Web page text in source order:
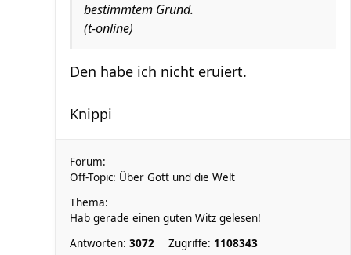
bestimmtem Grund.
(t-online)
Den habe ich nicht eruiert.
Knippi
Forum:
Off-Topic: Über Gott und die Welt
Thema:
Hab gerade einen guten Witz gelesen!
Antworten: 3072 Zugriffe: 1108343